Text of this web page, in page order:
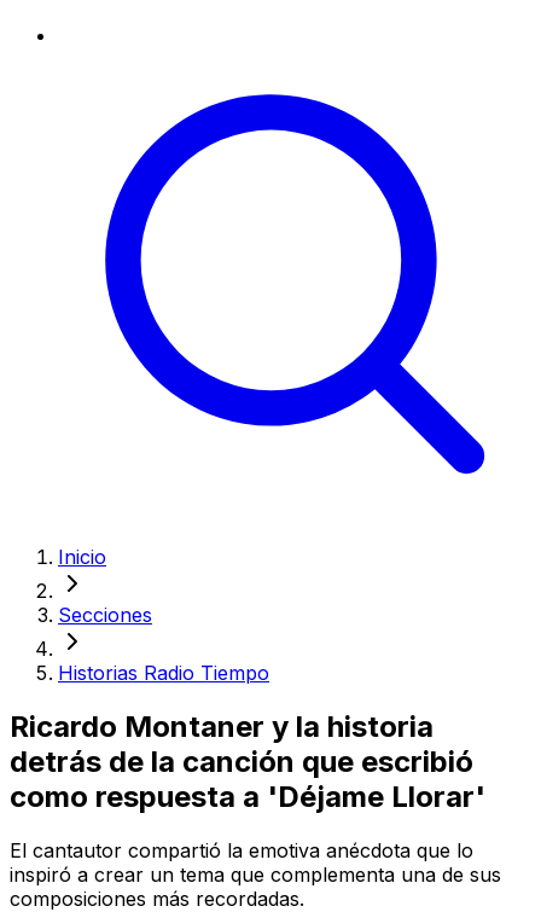
Inicio
Secciones
Historias Radio Tiempo
Ricardo Montaner y la historia
detrás de la canción que escribió
como respuesta a 'Déjame Llorar'
El cantautor compartió la emotiva anécdota que lo
inspiró a crear un tema que complementa una de sus
composiciones más recordadas.